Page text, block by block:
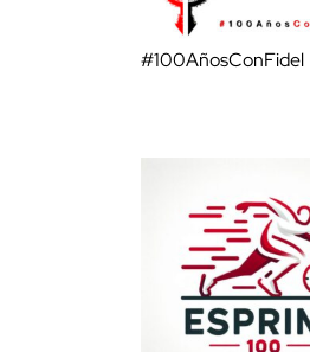
#100AñosConFidel